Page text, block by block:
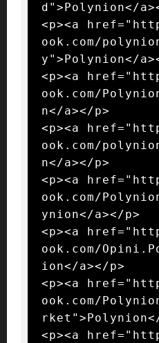
d">Polynion</
<p><a
ook.com/
y">Polynion</
<p><a
ook.com/
n</a></p>
<p><a
ook.com/
n</a></p>
<p><a
ook.com/
ynion</a></p>
<p><a
ook.com/
ion</a></p>
<p><a
ook.com/
<p><a